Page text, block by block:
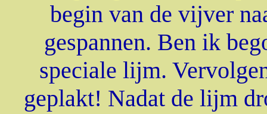
begin van de vijver
gespannen. Ben ik
speciale lijm.
geplakt! Nadat de lijm